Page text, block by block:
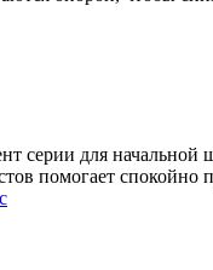
серии для начальной
помогает спокойно